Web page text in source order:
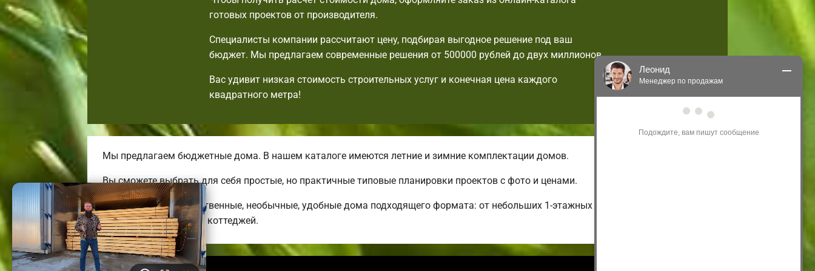
готовых проектов от производителя.
Специалисты компании рассчитают цену, подбирая выгодное решение под ваш
бюджет. Мы предлагаем современные решения от 500000 рублей до двух миллионов.
Вас удивит низкая стоимость строительных услуг и конечная цена каждого
квадратного метра!
Мы предлагаем бюджетные дома. В нашем каталоге имеются летние и зимние комплектации домов.
Вы сможете выбрать для себя простые, но практичные типовые планировки проектов с фото и ценами.
Мы предлагаем качественные, необычные, удобные дома подходящего формата: от небольших 1-этажных и бюджетных до
больших трехэтажных коттеджей.
Леонид
Менеджер по продажам
Здравствуйте! Я могу
акциям и проектам.